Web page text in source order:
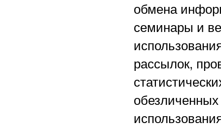
обмена
семинары и
рассылок,